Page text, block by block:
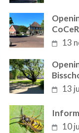
CoCeR
13
13
10